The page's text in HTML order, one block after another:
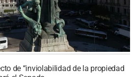
de “inviolabilidad de la propiedad